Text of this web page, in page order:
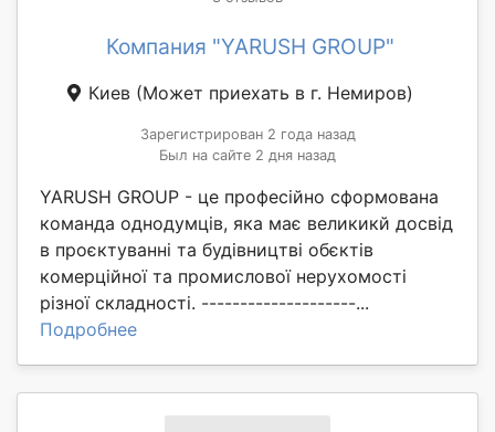
Компания "YARUSH GROUP"
Киев (Может приехать в г. Немиров)
Зарегистрирован 2 года назад
Был на сайте 2 дня назад
YARUSH GROUP - це професійно сформована
команда однодумців, яка має великикй досвід
в проєктуванні та будівництві обєктів
комерційної та промислової нерухомості
різної складності. --------------------...
Подробнее